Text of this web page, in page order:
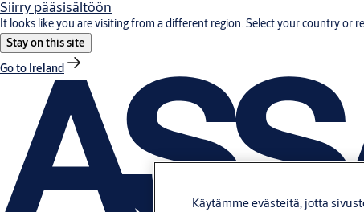
Siirry pääsisältöön
It looks like you are visiting from a different region. Select your country or
Stay on this site
Go to Ireland
Käytämme evästeitä, jotta